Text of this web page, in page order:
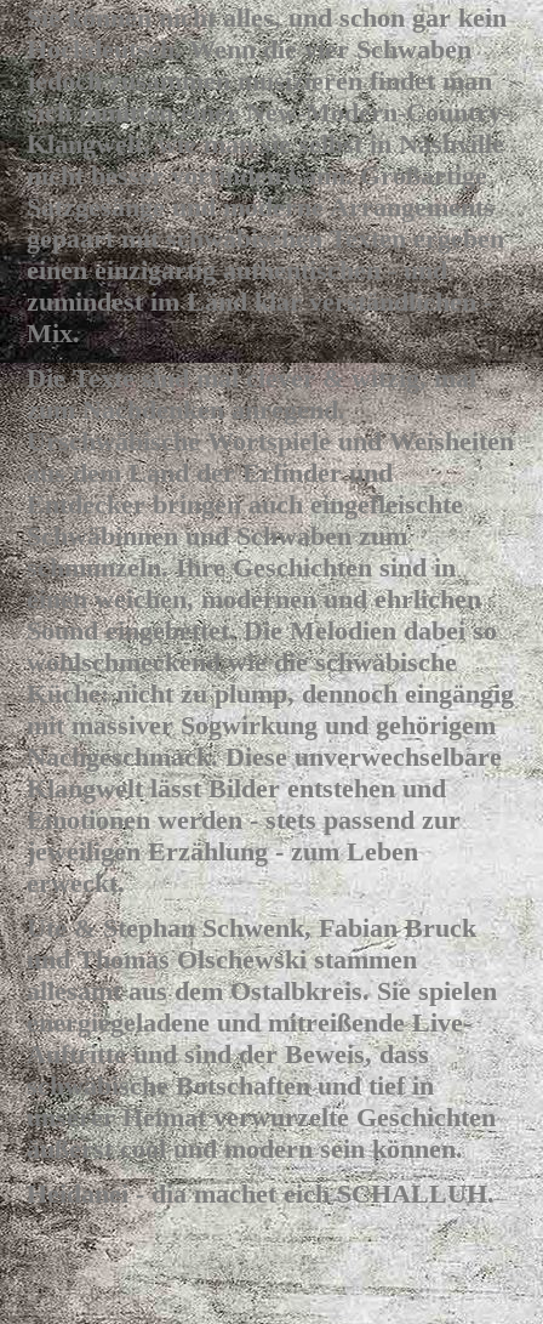
Sie können nicht alles, und schon gar kein
Hochdeutsch. Wenn die vier Schwaben
jedoch zusammen musizieren findet man
sich inmitten einer New-Modern-Country-
Klangwelt, wie man sie selbst in Näshville
nicht besser vorfinden kann. Großartige
Satzgesänge und moderne Arrangements
gepaart mit schwäbischen Texten ergeben
einen einzigartig authentischen - und
zumindest im Länd klar verständlichen -
Mix.
Die Texte sind mal clever & witzig, mal
zum Nachdenken anregend.
Urschwäbische Wortspiele und Weisheiten
aus dem Land der Erfinder und
Entdecker bringen auch eingefleischte
Schwäbinnen und Schwaben zum
schmunzeln.Ihre Geschichten sind in
einen weichen, modernen und ehrlichen
Sound eingebettet. Die Melodien dabei so
wohlschmeckend wie die schwäbische
Küche: nicht zu plump, dennoch eingängig
mit massiver Sogwirkung und gehörigem
Nachgeschmack. Dieseunverwechselbare
Klangwelt lässt Bilder entstehen und
Emotionen werden - stets passend zur
jeweiligen Erzählung - zum Leben
erweckt.
Ute & Stephan Schwenk, Fabian Bruck
und Thomas Olschewski stammen
allesamt aus dem Ostalbkreis. Sie spielen
energiegeladene und mitreißende Live-
Auftritte und sind der Beweis, dass
schwäbische Botschaften und tief in
unserer Heimat verwurzelte Geschichten
äußerst cool und modern sein können.
Heidanei - dia machet eich SCHALLUH.